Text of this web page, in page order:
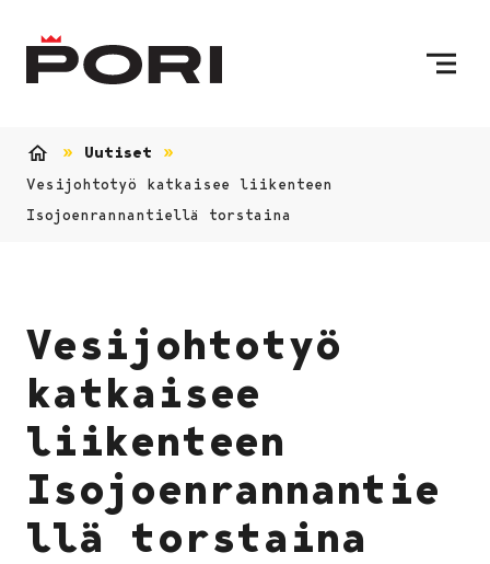
Uutiset
Vesijohtotyö katkaisee liikenteen
Isojoenrannantiellä torstaina
Vesijohtotyö
katkaisee
liikenteen
Isojoenrannantie
llä torstaina